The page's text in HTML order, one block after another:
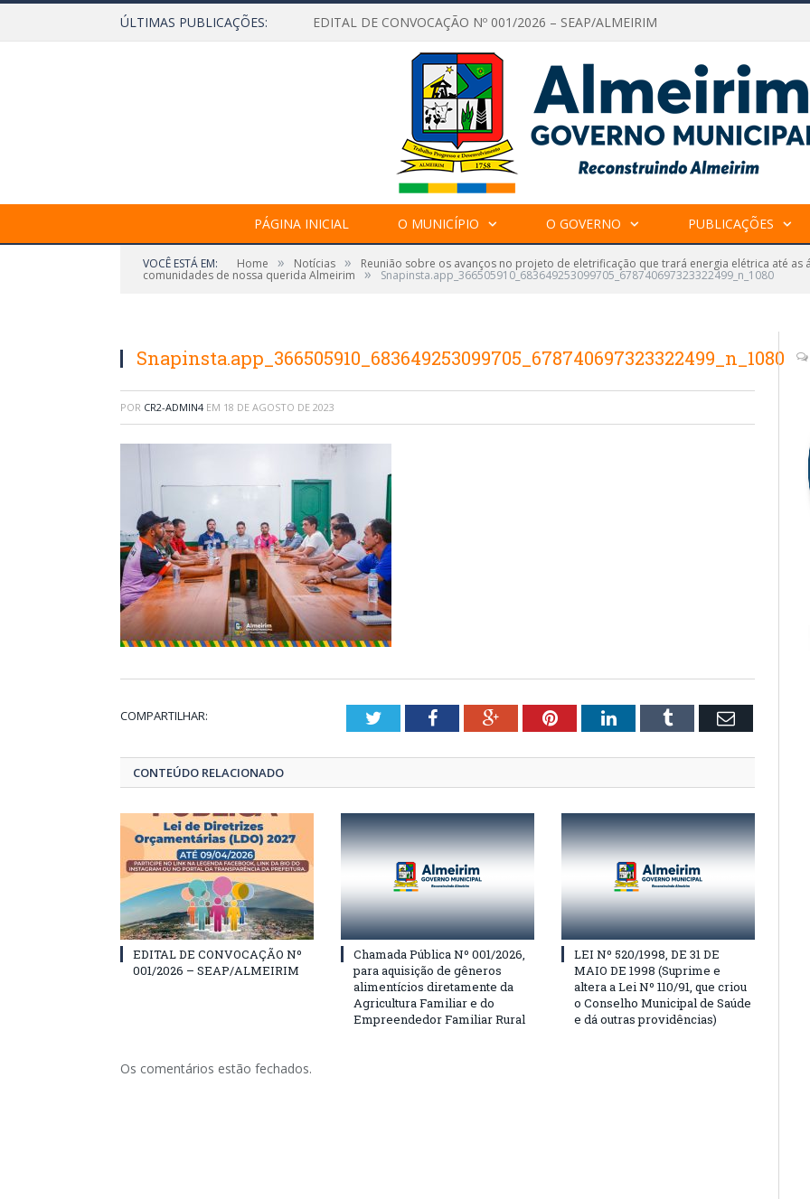
ÚLTIMAS PUBLICAÇÕES: EDITAL DE CONVOCAÇÃO Nº 001/2026 – SEAP/ALMEIRIM
PÁGINA INICIAL O MUNICÍPIO O GOVERNO PUBLICAÇÕES
VOCÊ ESTÁ EM: Home » Notícias » Reunião sobre os avanços no projeto de eletrificação que trará energia elétrica até
comunidades de nossa querida Almeirim » Snapinsta.app_366505910_683649253099705_678740697323322499_n_1080
Snapinsta.app_366505910_683649253099705_678740697323322499_n_1080
POR CR2-ADMIN4 EM 18 DE AGOSTO DE 2023
COMPARTILHAR: TwitterFacebookGoogle+PinterestLinkedInTumblr Email
CONTEÚDO RELACIONADO
EDITAL DE CONVOCAÇÃO Nº
001/2026 – SEAP/ALMEIRIM
Chamada Pública Nº 001/2026,
para aquisição de gêneros
alimentícios diretamente da
Agricultura Familiar e do
Empreendedor Familiar Rural
LEI Nº 520/1998, DE 31 DE
MAIO DE 1998 (Suprime e
altera a Lei Nº 110/91, que criou
o Conselho Municipal de Saúde
e dá outras providências)
Os comentários estão fechados.